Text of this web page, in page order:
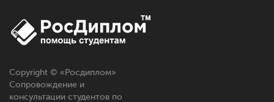
Copyright © «Росдиплом»
Сопровождение и
консультации студентов по